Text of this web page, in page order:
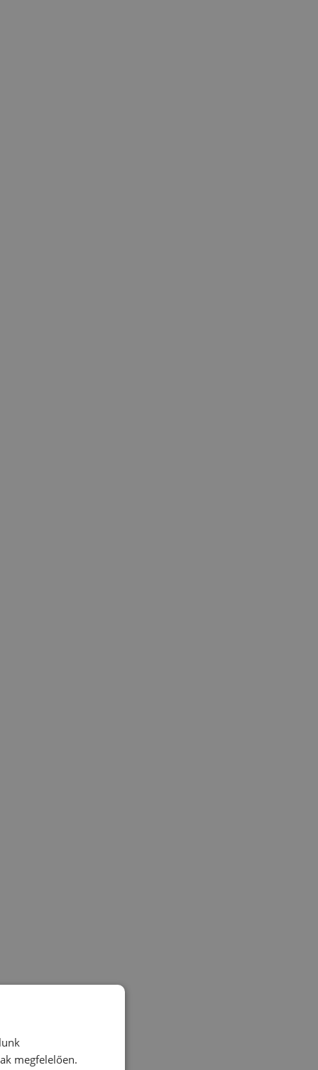
megfelelően.